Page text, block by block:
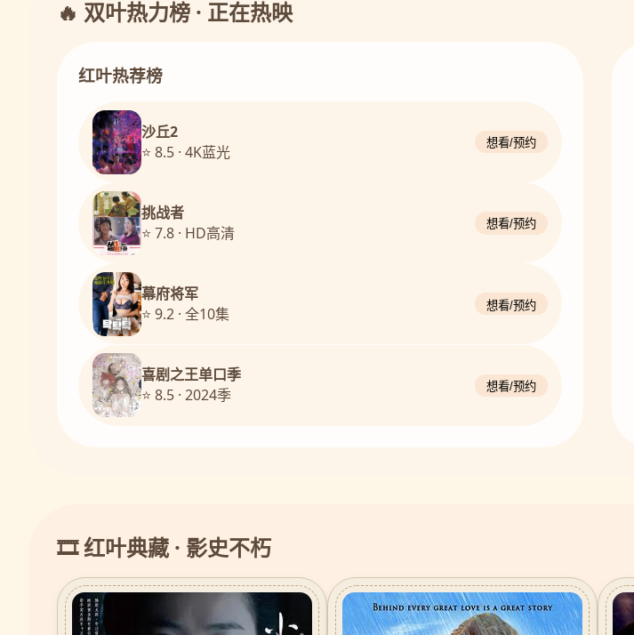
🔥 双叶热力榜 · 正在热映
红叶热荐榜
沙丘2
⭐ 8.5 · 4K蓝光
想看/预约
挑战者
⭐ 7.8 · HD高清
想看/预约
幕府将军
⭐ 9.2 · 全10集
想看/预约
喜剧之王单口季
⭐ 8.5 · 2024季
想看/预约
🎞️ 红叶典藏 · 影史不朽